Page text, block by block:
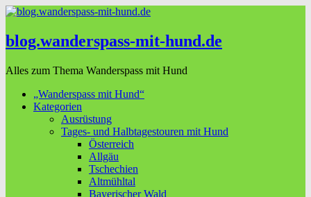
blog.wanderspass-mit-hund.de
Alles zum Thema Wanderspass mit Hund
„Wanderspass mit Hund“
Kategorien
Ausrüstung
Tages- und Halbtagestouren mit Hund
Österreich
Allgäu
Tschechien
Altmühltal
Bayerischer Wald